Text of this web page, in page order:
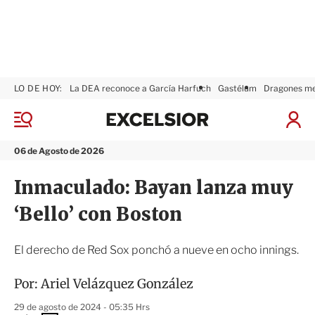
M
n
06 de Agosto de 2026
LO DE HOY: La DEA reconoce a García Harfuch Gastélum Dragones
I
s
i
x
i
Inmaculado: Bayan lanza muy
‘Bello’ con Boston
El derecho de Red Sox ponchó a nueve en ocho innings.
Por:Ariel Velázquez González
29 de agosto de 2024 - 05:35 Hrs